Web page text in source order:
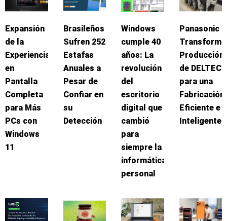
Expansión
de la
Experiencia
en
Pantalla
Completa
para Más
PCs con
Windows
11
Brasileños
Sufren 252
Estafas
Anuales a
Pesar de
Confiar en
su
Detección
Windows
cumple 40
años: La
revolución
del
escritorio
digital que
cambió
para
siempre la
informática
personal
Panasonic
Transforma
Producción
de DELTEC
para una
Fabricación
Eficiente e
Inteligente